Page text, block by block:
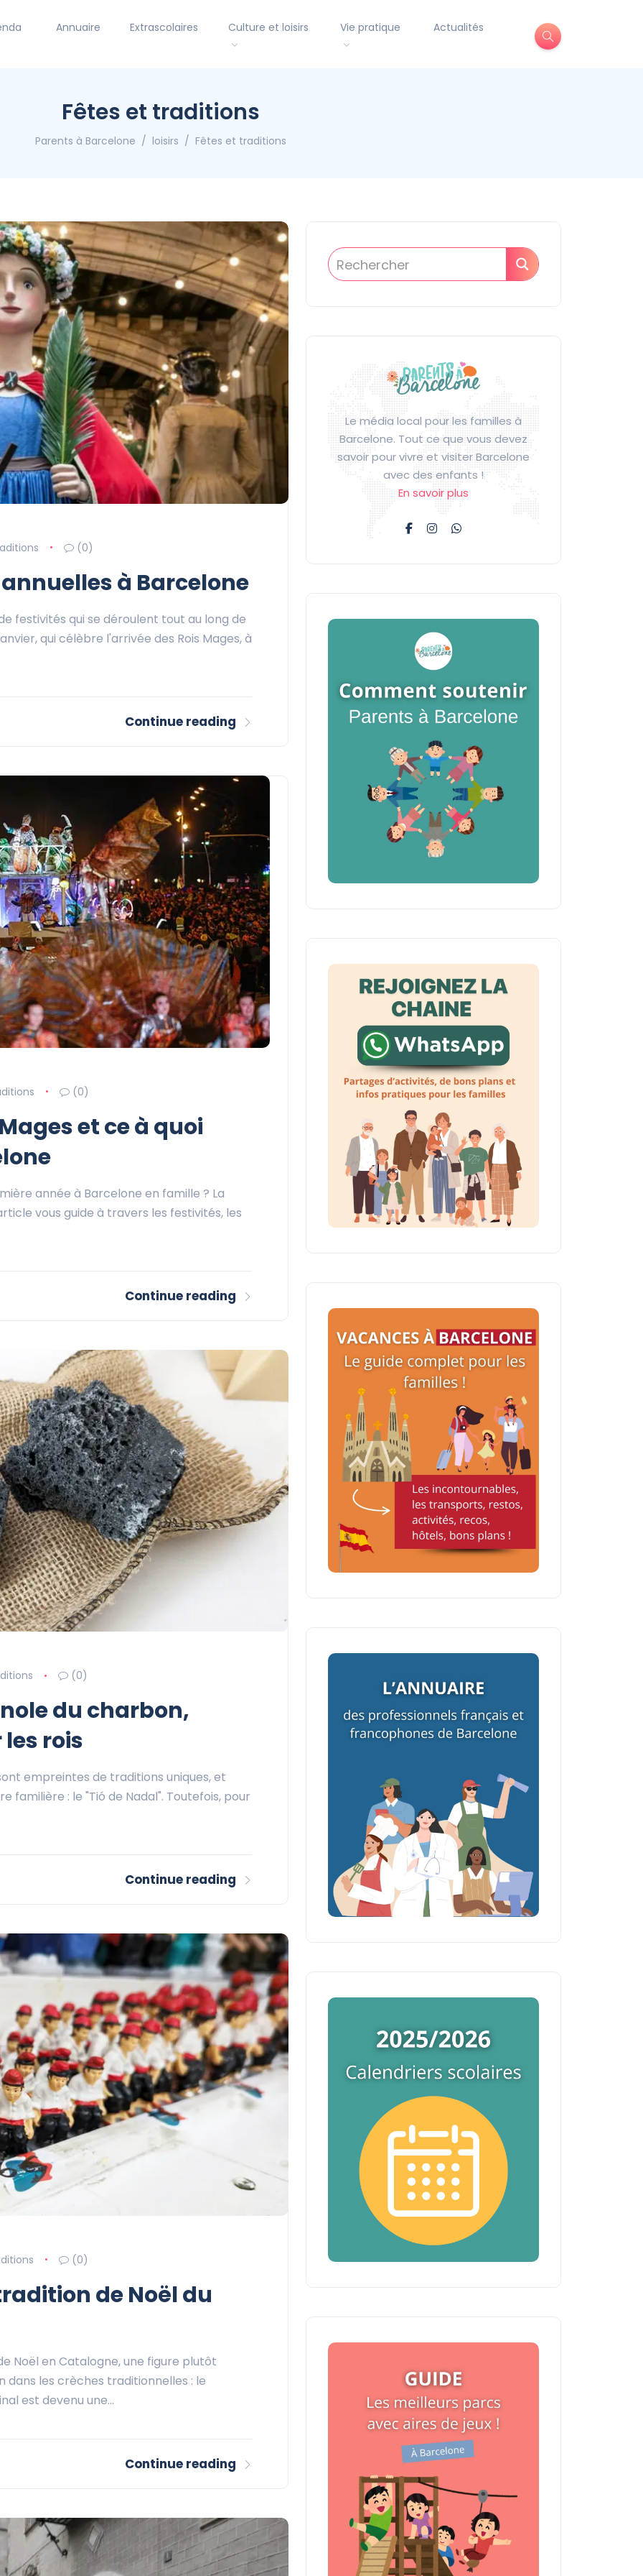
Annuaire Extrascolaires Culture et loisirs Vie pratique Actualités
Fêtes et traditions
Parents à Barcelone loisirs Fêtes et traditions
(0)
à Barcelone
festivités qui se déroulent tout au long de
qui célèbre l'arrivée des Rois Mages, à
Continue reading
(0)
et ce à quoi
année à Barcelone en famille ? La
vous guide à travers les festivités, les
Continue reading
(0)
du charbon,
rois
empreintes de traditions uniques, et
familière : le "Tió de Nadal". Toutefois, pour
Continue reading
(0)
de Noël du
Noël en Catalogne, une figure plutôt
les crèches traditionnelles : le
est devenu une…
Continue reading
Le média local pour les familles à
Barcelone. Tout ce que vous devez
savoir pour vivre et visiter Barcelone
avec des enfants !
En savoir plus